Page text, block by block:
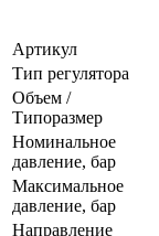
Артикул
Тип регулятора
Объем /
Типоразмер
Номинальное
давление, бар
Максимальное
давление, бар
Направление